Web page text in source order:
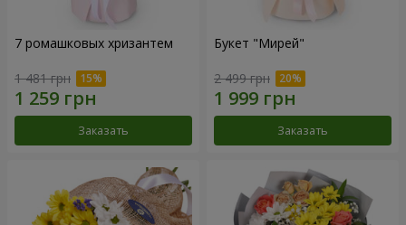
7 ромашковых хризантем
1 481 грн
Заказать
Букет "Мирей"
2 499 грн
Заказать